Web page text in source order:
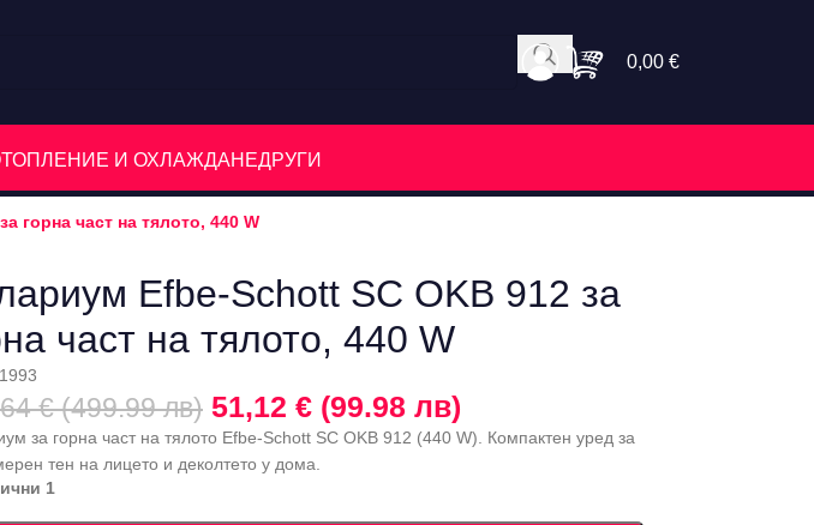
0,00 €
И ОХЛАЖДАНЕДРУГИ
горна част на тялото, 440 W
Efbe-Schott SC OKB 912 за
част на тялото, 440 W
€ (499.99 лв) 51,12 € (99.98 лв)
за горна част на тялото Efbe-Schott SC OKB 912 (440 W). Компактен уред за
тен на лицето и деколтето у дома.
1